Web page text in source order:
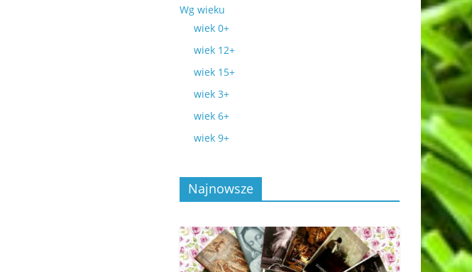
Wg wieku
wiek 0+
wiek 12+
wiek 15+
wiek 3+
wiek 6+
wiek 9+
Najnowsze